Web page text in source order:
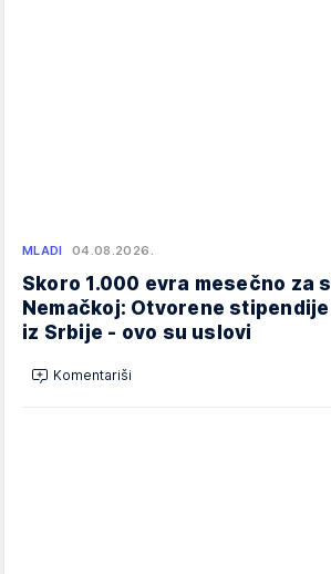
MLADI 04.08.2026.
Skoro 1.000 evra mesečno za
Nemačkoj: Otvorene
iz Srbije - ovo su uslovi
Komentariši